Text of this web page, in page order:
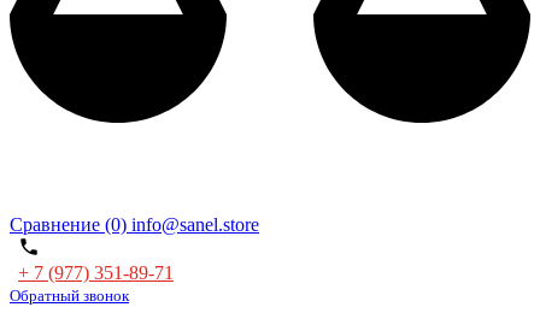
Сравнение (0) info@sanel.store
+ 7 (977) 351-89-71
Обратный звонок